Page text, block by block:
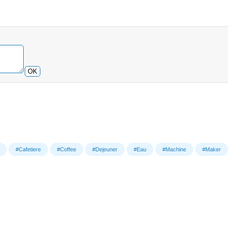
OK
#Cafetiere #Coffee #Dejeuner #Eau #Machine #Maker